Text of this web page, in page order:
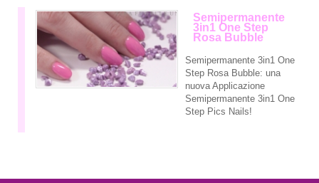
Semipermanente
3in1 One Step
Rosa Bubble
Semipermanente 3in1 One
Step Rosa Bubble: una
nuova Applicazione
Semipermanente 3in1 One
Step Pics Nails!